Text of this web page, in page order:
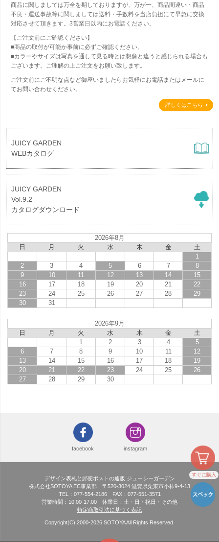
すぐに購入
商品に関しましては万全を期しておりますが、万が一、商品間違い・商品
不良・運送事故等に関しましては送料・手数料を当店負担にて早急に交換
対応させて頂きます。3営業日以内にお電話ください。
【ご注文前にご確認ください】
■商品の取付が可能か事前に必ずご確認ください。
■カラーやサイズは写真を通して見る時とは想像と違うと感じられる場合も
ございます。ご理解の上ご注文をお願い致します。
ご注文前にご不明な点など御座いましたらお気軽にお電話またはメールに
てお問い合わせください。
詳しくはこちら
JUICY GARDEN
WEBカタログ
JUICY GARDEN
Vol.9.2
カタログダウンロード
2026年8月
日
月 火 水 木 金
土
1
2
3 4 5 6 7
8
9
10 11 12 13 14
15
16
17 18 19 20 21
22
23
24 25 26 27 28
29
30
31
2026年9月
日
月 火 水 木 金
土
1
2 3 4
5
6
7 8 9 10 11
12
13
14 15 16 17 18
19
20
21 22 23 24 25
26
27
28 29 30
facebook instagram
デザイン表札と郵便ポストの通販 ジューシーガーデン
株式会社SOTOYA EC事業部 〒520-3024 滋賀県栗東市小柿9-4-13
TEL：077-554-2186 FAX：077-551-3571
営業時間：10:00-17:00 休業日：土・日・祝日・その他
特定商取引法に基づく表記
Copyright(C) 2000-2026 SOTOYA All Rights Reserved.